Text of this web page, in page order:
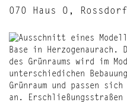
070 Haus O, Rossdorf